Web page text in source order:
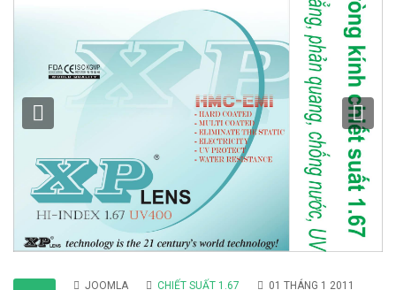
Previous
JOOMLA CHIẾT SUẤT 1.67 01 THÁNG 1 2011